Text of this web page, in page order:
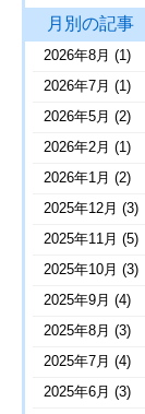
月別の記事
2026年8月 (1)
2026年7月 (1)
2026年5月 (2)
2026年2月 (1)
2026年1月 (2)
2025年12月 (3)
2025年11月 (5)
2025年10月 (3)
2025年9月 (4)
2025年8月 (3)
2025年7月 (4)
2025年6月 (3)